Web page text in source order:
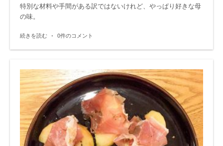
特別な材料や手間がある訳ではないけれど、やっぱり好きな母
の味。
続きを読む • 0件のコメント